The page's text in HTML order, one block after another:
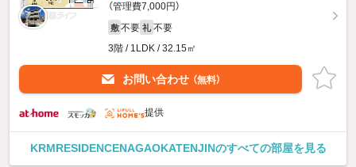
（管理費7,000円）
敷 不要 礼 不要
3階 / 1LDK / 32.15㎡
お問い合わせ （無料）
提供
KRMRESIDENCENAGAOKATENJINのすべての部屋を見る